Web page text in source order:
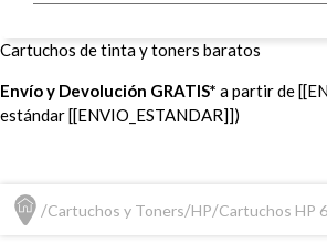
Cartuchos de tinta y toners baratos
Envío y Devolución GRATIS* a partir de
estándar [[ENVIO_ESTANDAR]])
Cartuchos y Toners HP Cartuchos HP